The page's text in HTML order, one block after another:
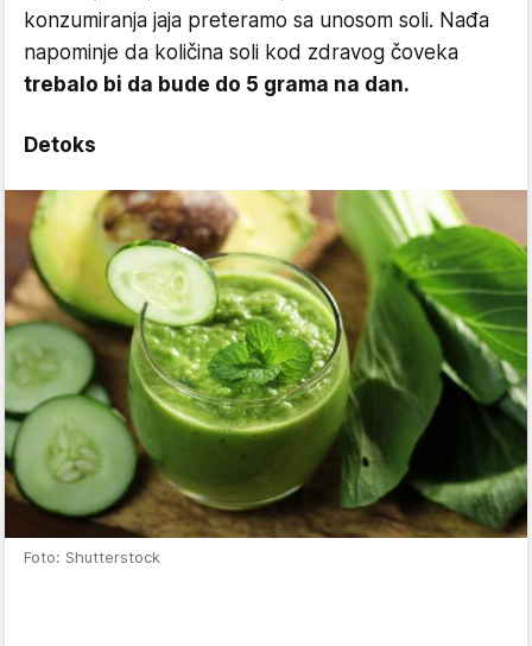
konzumiranja jaja preteramo sa unosom soli. Nađa
napominje da količina soli kod zdravog čoveka
trebalo bi da bude do 5 grama na dan.
Detoks
Foto: Shutterstock